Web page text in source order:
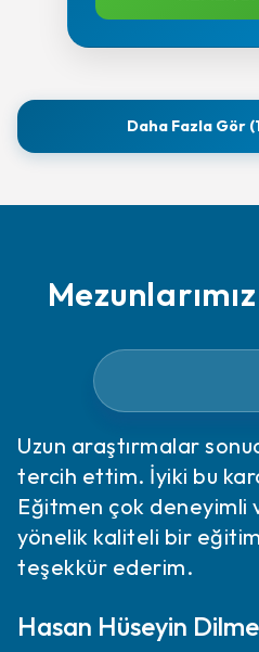
Daha Fazla Gör
Uzun araştırmalar
tercih ettim. İyiki bu
Eğitmen çok deneyimli
yönelik kaliteli bir
teşekkür ederim.
Hasan Hüseyin